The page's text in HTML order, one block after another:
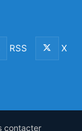
RSS X
contacter